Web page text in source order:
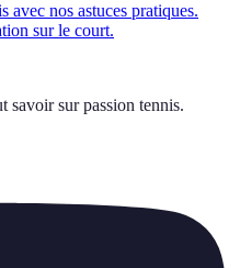
avec nos astuces pratiques.
sur le court.
savoir sur passion tennis.